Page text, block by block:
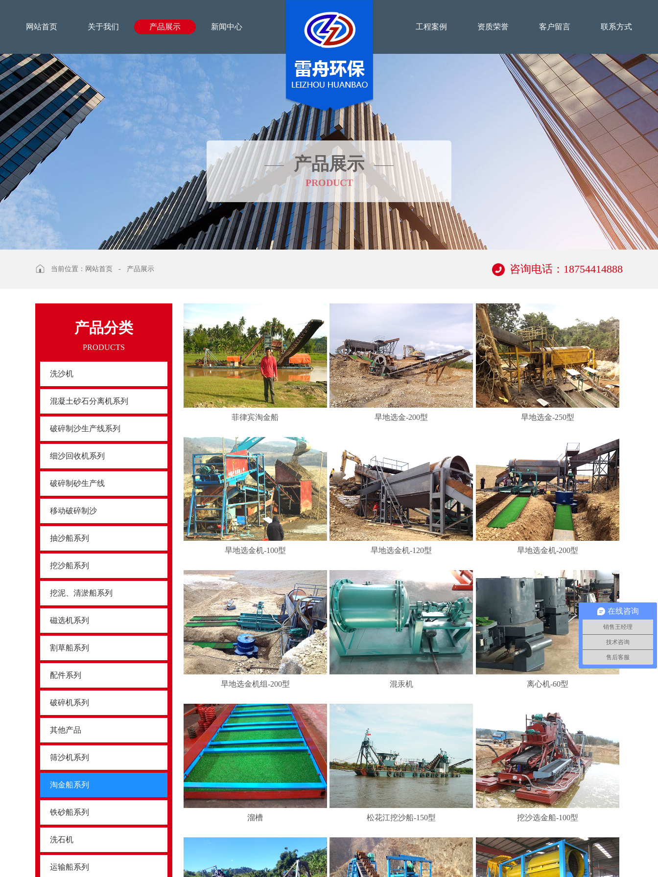
网站首页 关于我们 产品展示 新闻中心 工程案例 资质荣誉 客户留言 联系方式
产品展示
PRODUCT
当前位置： 网站首页 - 产品展示 咨询电话：18754414888
产品分类
PRODUCTS
洗沙机
混凝土砂石分离机系列
破碎制沙生产线系列
细沙回收机系列
破碎制砂生产线
移动破碎制沙
抽沙船系列
挖沙船系列
挖泥、清淤船系列
磁选机系列
割草船系列
配件系列
破碎机系列
其他产品
筛沙机系列
淘金船系列
铁砂船系列
洗石机
运输船系列
菲律宾淘金船
旱地选金机-100型
旱地选金机组-200型
溜槽
旱地选金-200型
旱地选金机-120型
混汞机
松花江挖沙船-150型
旱地选金-250型
旱地选金机-200型
离心机-60型
挖沙选金船-100型
在线咨询
销售王经理
技术咨询
售后客服